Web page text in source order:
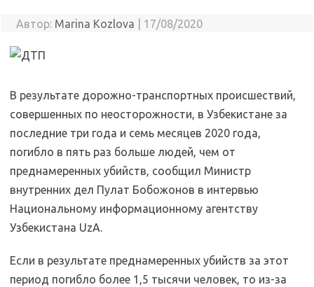
Автор: Marina Kozlova 17/08/2020
В результате дорожно-транспортных происшествий,
совершенных по неосторожности, в Узбекистане за
последние три года и семь месяцев 2020 года,
погибло в пять раз больше людей, чем от
преднамеренных убийств, сообщил Министр
внутренних дел Пулат Бобожонов в интервью
Национальному информационному агентству
Узбекистана UzA.
Если в результате преднамеренных убийств за этот
период погибло более 1,5 тысячи человек, то из-за